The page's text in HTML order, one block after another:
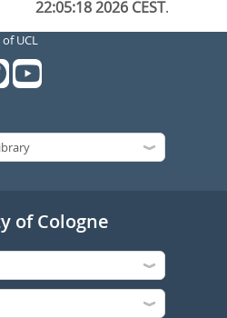
22:05:18 2026 CEST.
UCL
of Cologne